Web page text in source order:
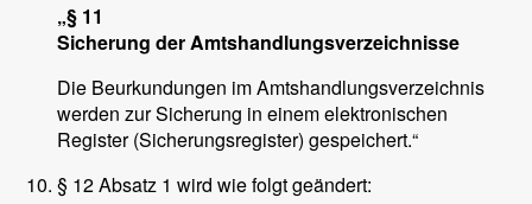
„§ 11
Sicherung der Amtshandlungsverzeichnisse
Die Beurkundungen im Amtshandlungsverzeichnis
werden zur Sicherung in einem elektronischen
Register (Sicherungsregister) gespeichert.“
§ 12 Absatz 1 wird wie folgt geändert: